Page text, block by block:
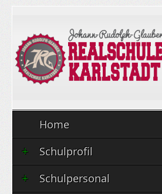
Home
Schulprofil
Schulpersonal